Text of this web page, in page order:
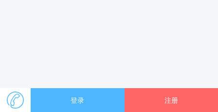
登录 注册